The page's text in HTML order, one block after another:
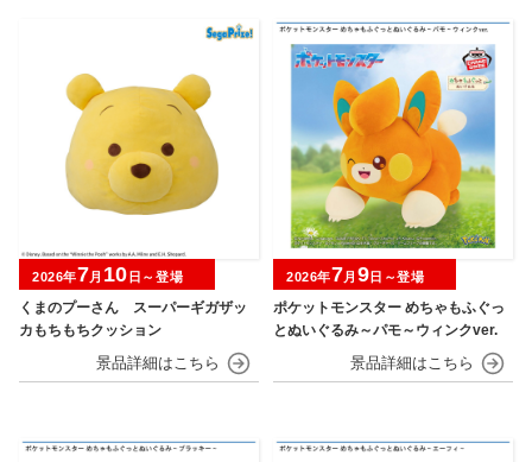
くまのプーさん スーパーギガザッ
カもちもちクッション
2026年7月 10 日～登場
ポケットモンスター めちゃもふぐっ
とぬいぐるみ～パモ～ウィンクver.
2026年7月 9日～登場